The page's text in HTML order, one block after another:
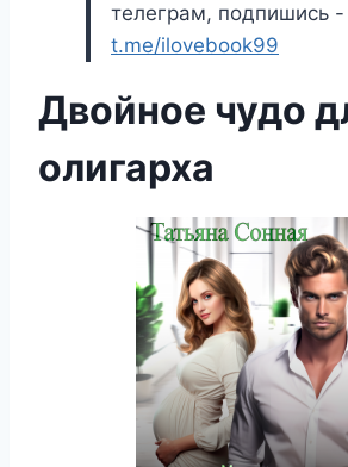
телеграм, подпишись -
t.me/ilovebook99
Двойное чудо
олигарха